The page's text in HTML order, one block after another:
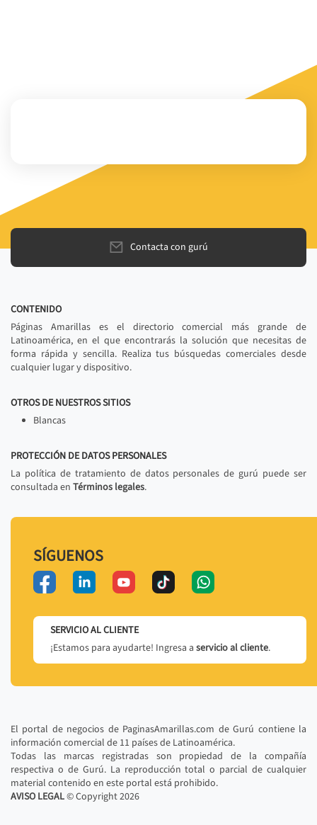
Contacta con gurú
CONTENIDO
Páginas Amarillas es el directorio comercial más grande de
Latinoamérica, en el que encontrarás la solución que necesitas de
forma rápida y sencilla. Realiza tus búsquedas comerciales desde
cualquier lugar y dispositivo.
OTROS DE NUESTROS SITIOS
Blancas
PROTECCIÓN DE DATOS PERSONALES
La política de tratamiento de datos personales de gurú puede ser
consultada en Términos legales.
SÍGUENOS
SERVICIO AL CLIENTE
¡Estamos para ayudarte! Ingresa a servicio al cliente.
El portal de negocios de PaginasAmarillas.com de Gurú contiene la
información comercial de 11 países de Latinoamérica.
Todas las marcas registradas son propiedad de la compañía
respectiva o de Gurú. La reproducción total o parcial de cualquier
material contenido en este portal está prohibido.
AVISO LEGAL© Copyright2026